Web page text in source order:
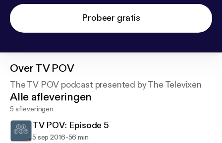
Probeer gratis
OverTV POV
The TV POV podcast presented by The Televixen
Alle afleveringen
5 afleveringen
TV POV: Episode 5
5 sep 2016-56 min